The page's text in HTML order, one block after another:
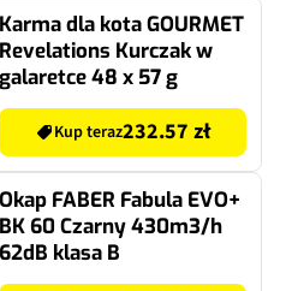
Karma dla kota GOURMET
Revelations Kurczak w
galaretce 48 x 57 g
Kup teraz232.57 zł
Okap FABER Fabula EVO+
BK 60 Czarny 430m3/h
62dB klasa B